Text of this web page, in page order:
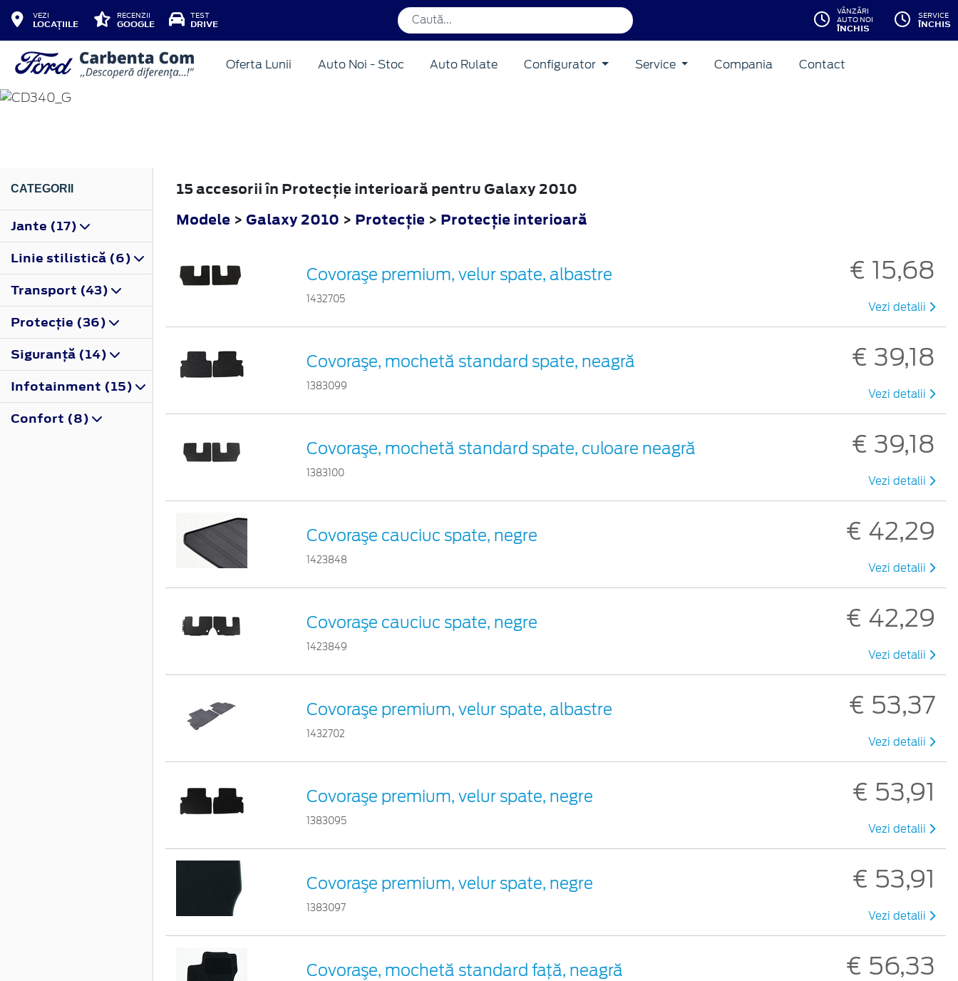
VEZI
LOCAȚIILE
RECENZII
GOOGLE
TEST
DRIVE
VÂNZĂRI
AUTO NOI
ÎNCHIS
SERVICE
ÎNCHIS
Oferta Lunii Auto Noi - Stoc Auto Rulate Configurator Service Compania Contact
GALAXY
CATEGORII
Jante (17)
Linie stilistică (6)
Transport (43)
Protecţie (36)
Siguranţă (14)
Infotainment (15)
Confort (8)
15 accesorii în Protecţie interioară pentru Galaxy 2010
Modele > Galaxy 2010 > Protecţie > Protecţie interioară
Covoraşe premium, velur spate, albastre
1432705
€ 15,68
Vezi detalii
Covoraşe, mochetă standard spate, neagră
1383099
€ 39,18
Vezi detalii
Covoraşe, mochetă standard spate, culoare neagră
1383100
€ 39,18
Vezi detalii
Covoraşe cauciuc spate, negre
1423848
€ 42,29
Vezi detalii
Covoraşe cauciuc spate, negre
1423849
€ 42,29
Vezi detalii
Covoraşe premium, velur spate, albastre
1432702
€ 53,37
Vezi detalii
Covoraşe premium, velur spate, negre
1383095
€ 53,91
Vezi detalii
Covoraşe premium, velur spate, negre
1383097
€ 53,91
Vezi detalii
Covoraşe, mochetă standard faţă, neagră € 56,33